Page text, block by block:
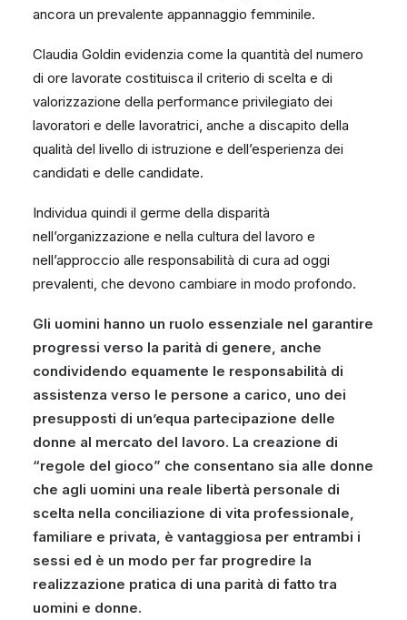
ancora un prevalente appannaggio femminile.
Claudia Goldin evidenzia come la quantità del numero
di ore lavorate costituisca il criterio di scelta e di
valorizzazione della performance privilegiato dei
lavoratori e delle lavoratrici, anche a discapito della
qualità del livello di istruzione e dell’esperienza dei
candidati e delle candidate.
Individua quindi il germe della disparità
nell’organizzazione e nella cultura del lavoro e
nell’approccio alle responsabilità di cura ad oggi
prevalenti, che devono cambiare in modo profondo.
Gli uomini hanno un ruolo essenziale nel garantire
progressi verso la parità di genere, anche
condividendo equamente le responsabilità di
assistenza verso le persone a carico, uno dei
presupposti di un’equa partecipazione delle
donne al mercato del lavoro. La creazione di
“regole del gioco” che consentano sia alle donne
che agli uomini una reale libertà personale di
scelta nella conciliazione di vita professionale,
familiare e privata, è vantaggiosa per entrambi i
sessi ed è un modo per far progredire la
realizzazione pratica di una parità di fatto tra
uomini e donne.